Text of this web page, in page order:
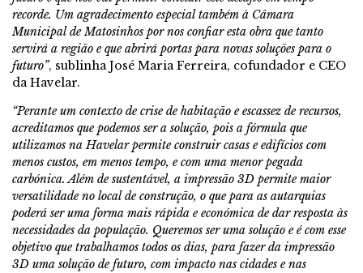
recorde. Um agradecimento especial também à Câmara
Municipal de Matosinhos por nos confiar esta obra que tanto
servirá a região e que abrirá portas para novas soluções para o
futuro”, sublinha José Maria Ferreira, cofundador e CEO
da Havelar.
“Perante um contexto de crise de habitação e escassez de recursos,
acreditamos que podemos ser a solução, pois a fórmula que
utilizamos na Havelar permite construir casas e edifícios com
menos custos, em menos tempo, e com uma menor pegada
carbónica. Além de sustentável, a impressão 3D permite maior
versatilidade no local de construção, o que para as autarquias
poderá ser uma forma mais rápida e económica de dar resposta às
necessidades da população. Queremos ser uma solução e é com esse
objetivo que trabalhamos todos os dias, para fazer da impressão
3D uma solução de futuro, com impacto nas cidades e nas